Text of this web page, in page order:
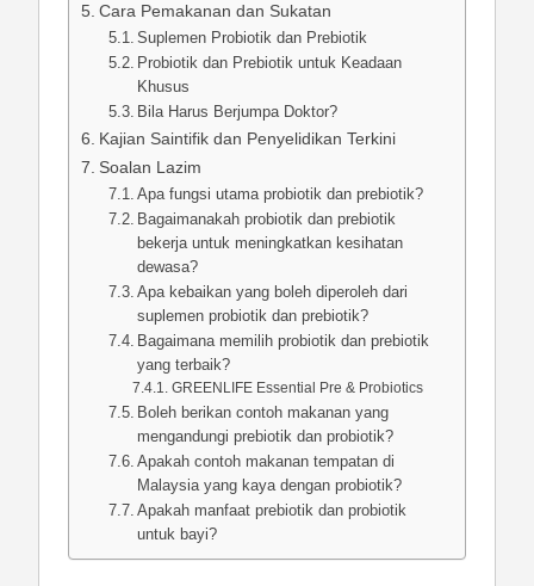
Cara Pemakanan dan Sukatan
Suplemen Probiotik dan Prebiotik
Probiotik dan Prebiotik untuk Keadaan
Khusus
Bila Harus Berjumpa Doktor?
Kajian Saintifik dan Penyelidikan Terkini
Soalan Lazim
Apa fungsi utama probiotik dan prebiotik?
Bagaimanakah probiotik dan prebiotik
bekerja untuk meningkatkan kesihatan
dewasa?
Apa kebaikan yang boleh diperoleh dari
suplemen probiotik dan prebiotik?
Bagaimana memilih probiotik dan prebiotik
yang terbaik?
GREENLIFE Essential Pre & Probiotics
Boleh berikan contoh makanan yang
mengandungi prebiotik dan probiotik?
Apakah contoh makanan tempatan di
Malaysia yang kaya dengan probiotik?
Apakah manfaat prebiotik dan probiotik
untuk bayi?